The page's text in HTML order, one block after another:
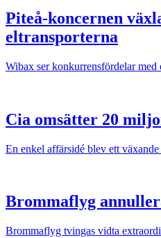
Piteå-koncernen
eltransporterna
Wibax ser konkurrensfördelar med
Cia omsätter 20
En enkel affärsidé blev ett
Brommaflyg
Brommaflyg tvingas vidta